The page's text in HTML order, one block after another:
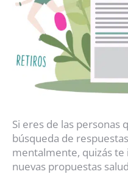
Si eres de las personas
búsqueda de
mentalmente, quizás
nuevas propuestas